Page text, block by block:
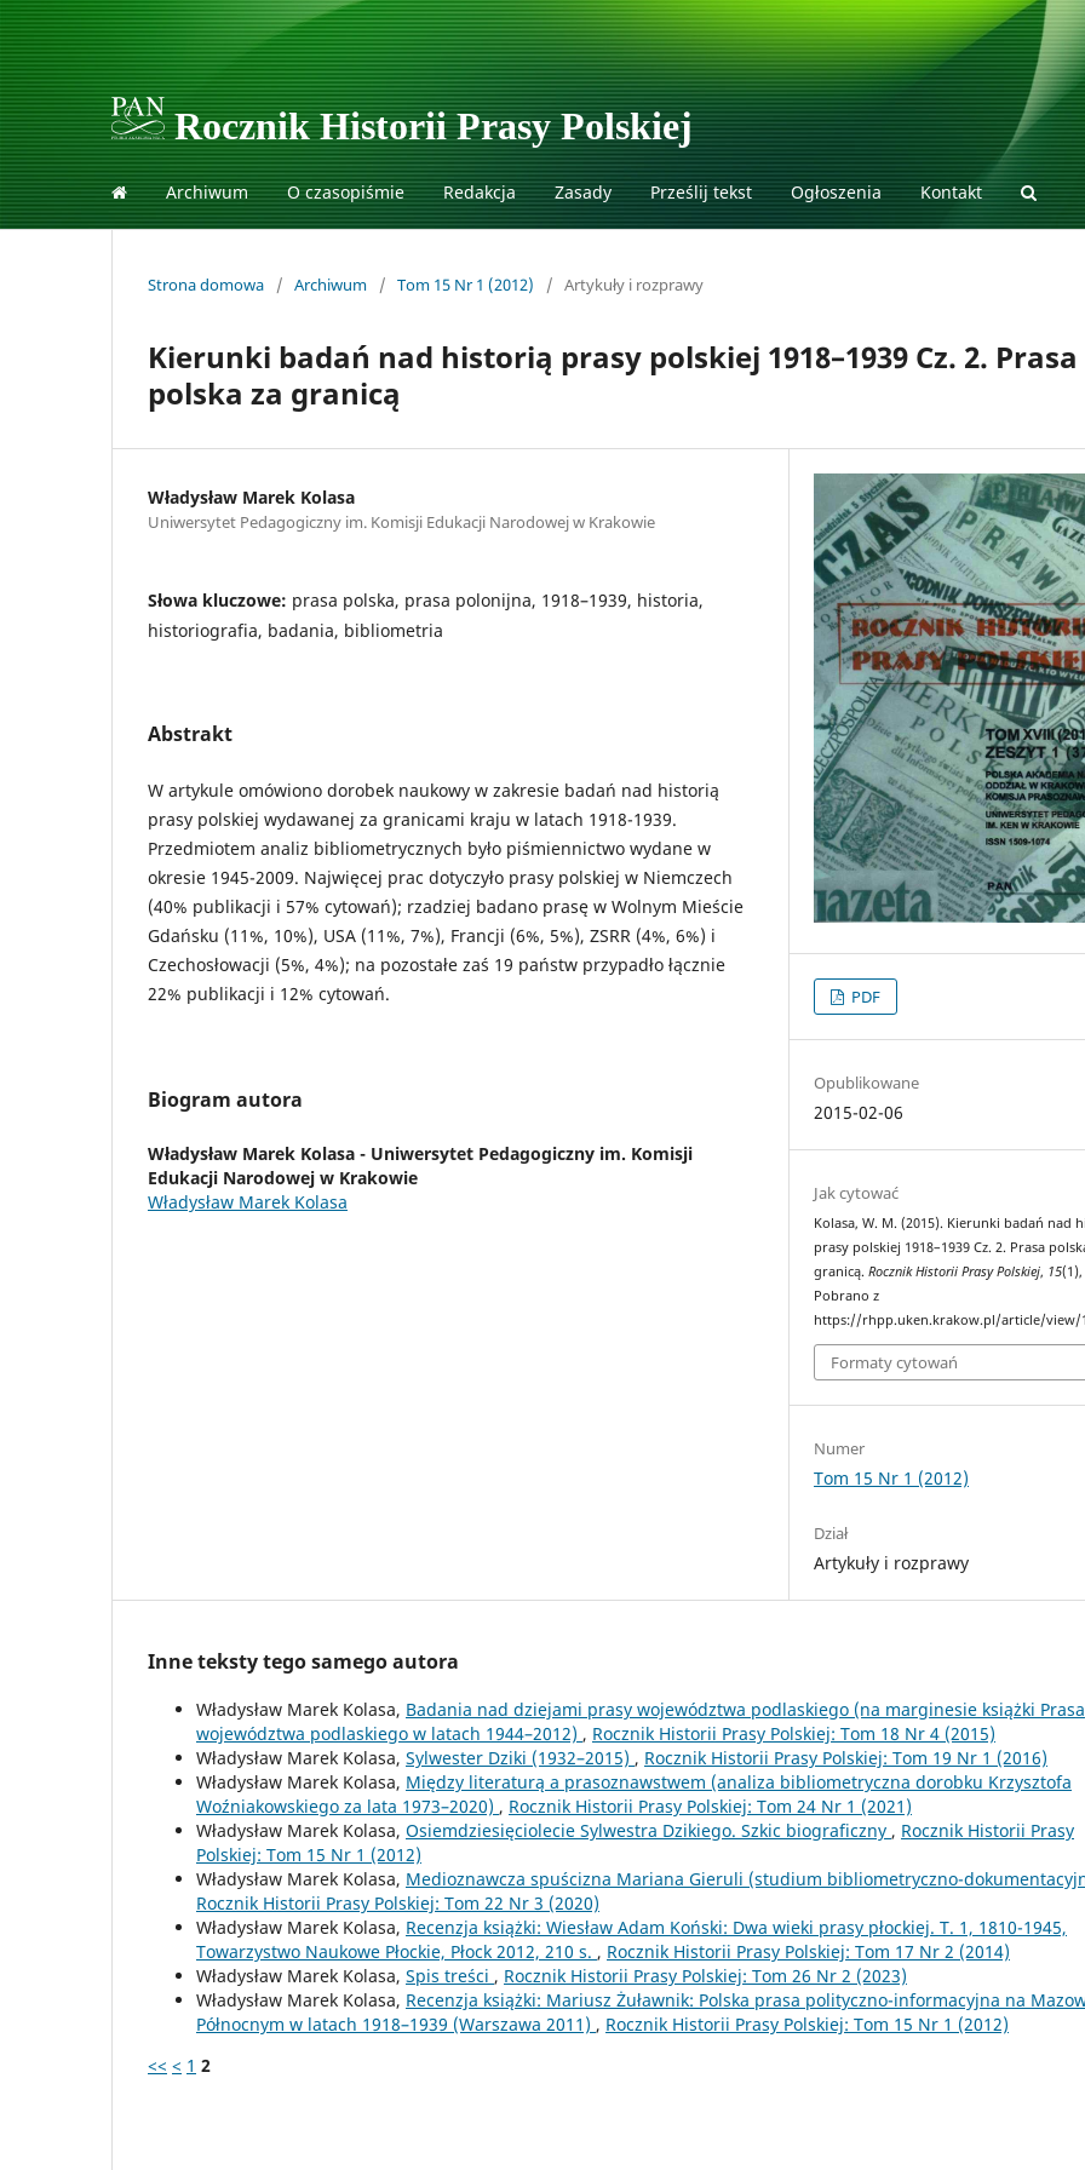
Rocznik Historii Prasy Polskiej
Archiwum O czasopiśmie Redakcja Zasady Prześlij tekst Ogłoszenia Kontakt
Strona domowa / Archiwum / Tom 15 Nr 1 (2012) / Artykuły i rozprawy
Kierunki badań nad historią prasy polskiej 1918–1939 Cz. 2. Prasa
polska za granicą
Władysław Marek Kolasa
Uniwersytet Pedagogiczny im. Komisji Edukacji Narodowej w Krakowie
Słowa kluczowe: prasa polska, prasa polonijna, 1918–1939, historia,
historiografia, badania, bibliometria
Abstrakt
W artykule omówiono dorobek naukowy w zakresie badań nad historią
prasy polskiej wydawanej za granicami kraju w latach 1918-1939.
Przedmiotem analiz bibliometrycznych było piśmiennictwo wydane w
okresie 1945-2009. Najwięcej prac dotyczyło prasy polskiej w Niemczech
(40% publikacji i 57% cytowań); rzadziej badano prasę w Wolnym Mieście
Gdańsku (11%, 10%), USA (11%, 7%), Francji (6%, 5%), ZSRR (4%, 6%) i
Czechosłowacji (5%, 4%); na pozostałe zaś 19 państw przypadło łącznie
22% publikacji i 12% cytowań.
Biogram autora
Władysław Marek Kolasa - Uniwersytet Pedagogiczny im. Komisji
Edukacji Narodowej w Krakowie
Władysław Marek Kolasa
PDF
Opublikowane
2015-02-06
Jak cytować
Kolasa, W. M. (2015). Kierunki badań nad
prasy polskiej 1918–1939 Cz. 2. Prasa
granicą.Rocznik Historii Prasy Polskiej, 15(1),
Pobrano z
https://rhpp.uken.krakow.pl/article/view/
Formaty cytowań
Numer
Tom 15 Nr 1 (2012)
Dział
Artykuły i rozprawy
Inne teksty tego samego autora
Władysław Marek Kolasa, Badania nad dziejami prasy województwa podlaskiego (na marginesie książki Prasa
województwa podlaskiego w latach 1944–2012) , Rocznik Historii Prasy Polskiej: Tom 18 Nr 4 (2015)
Władysław Marek Kolasa, Sylwester Dziki (1932–2015) , Rocznik Historii Prasy Polskiej: Tom 19 Nr 1 (2016)
Władysław Marek Kolasa, Między literaturą a prasoznawstwem (analiza bibliometryczna dorobku Krzysztofa
Woźniakowskiego za lata 1973–2020) , Rocznik Historii Prasy Polskiej: Tom 24 Nr 1 (2021)
Władysław Marek Kolasa, Osiemdziesięciolecie Sylwestra Dzikiego. Szkic biograficzny , Rocznik Historii Prasy
Polskiej: Tom 15 Nr 1 (2012)
Władysław Marek Kolasa, Medioznawcza spuścizna Mariana Gieruli (studium bibliometryczno-
Rocznik Historii Prasy Polskiej: Tom 22 Nr 3 (2020)
Władysław Marek Kolasa, Recenzja książki: Wiesław Adam Koński: Dwa wieki prasy płockiej. T. 1, 1810-1945,
Towarzystwo Naukowe Płockie, Płock 2012, 210 s. , Rocznik Historii Prasy Polskiej: Tom 17 Nr 2 (2014)
Władysław Marek Kolasa, Spis treści , Rocznik Historii Prasy Polskiej: Tom 26 Nr 2 (2023)
Władysław Marek Kolasa, Recenzja książki: Mariusz Żuławnik: Polska prasa polityczno-informacyjna na
Północnym w latach 1918–1939 (Warszawa 2011) , Rocznik Historii Prasy Polskiej: Tom 15 Nr 1 (2012)
<< < 1 2